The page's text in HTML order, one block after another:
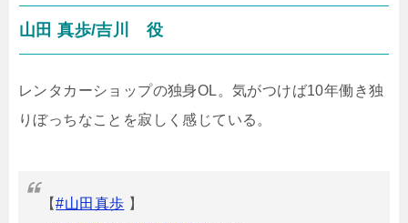
山田 真歩/吉川 役
レンタカーショップの独身OL。気がつけば10年働き独
りぼっちなことを寂しく感じている。
【#山田真歩 】